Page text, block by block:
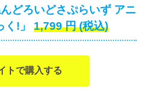
どろいどさぷらいず アニ
!」
1,799 円 (税込)
トで購入する